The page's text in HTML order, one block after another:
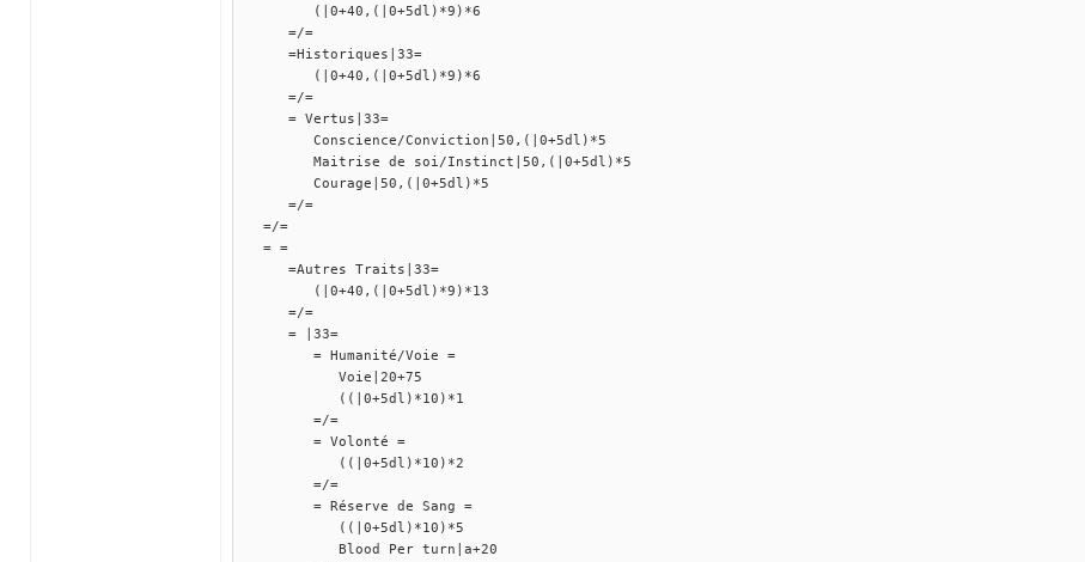
(|0+40,(|0+5dl)*9)*6
=/=
=Historiques|33=
(|0+40,(|0+5dl)*9)*6
=/=
= Vertus|33=
Conscience/Conviction|50,(|0+5dl)*5
Maitrise de soi/Instinct|50,(|0+5dl)*5
Courage|50,(|0+5dl)*5
=/=
=/=
= =
=Autres Traits|33=
(|0+40,(|0+5dl)*9)*13
=/=
= |33=
= Humanité/Voie =
Voie|20+75
((|0+5dl)*10)*1
=/=
= Volonté =
((|0+5dl)*10)*2
=/=
= Réserve de Sang =
((|0+5dl)*10)*5
Blood Per turn|a+20